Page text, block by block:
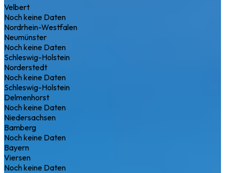
Velbert
Noch keine Daten
Nordrhein-Westfalen
Neumünster
Noch keine Daten
Schleswig-Holstein
Norderstedt
Noch keine Daten
Schleswig-Holstein
Delmenhorst
Noch keine Daten
Niedersachsen
Bamberg
Noch keine Daten
Bayern
Viersen
Noch keine Daten